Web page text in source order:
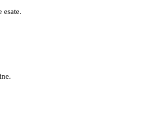
esate.